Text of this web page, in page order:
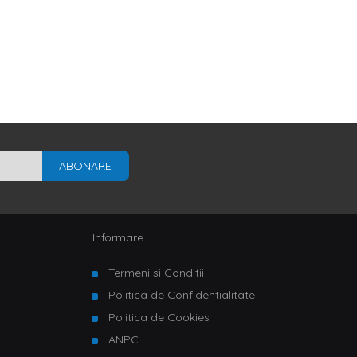
ABONARE
Informare
Termeni si Conditii
Politica de Confidentialitate
Politica de Cookies
ANPC